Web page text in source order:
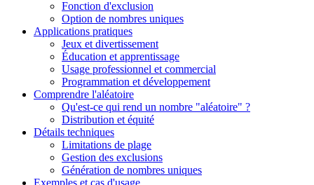
Fonction d'exclusion
Option de nombres uniques
Applications pratiques
Jeux et divertissement
Éducation et apprentissage
Usage professionnel et commercial
Programmation et développement
Comprendre l'aléatoire
Qu'est-ce qui rend un nombre "aléatoire" ?
Distribution et équité
Détails techniques
Limitations de plage
Gestion des exclusions
Génération de nombres uniques
Exemples et cas d'usage